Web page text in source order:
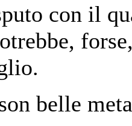
con il
belle